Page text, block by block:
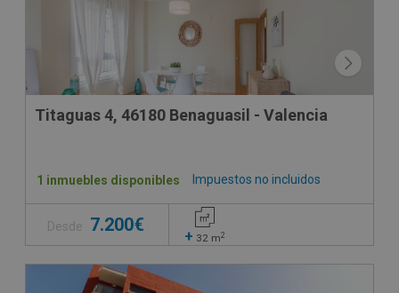
Titaguas 4, 46180 Benaguasil - Valencia
Impuestos no incluidos
1 inmuebles disponibles
Desde 7.200€
+ 32 m2
OBRA NUEVA